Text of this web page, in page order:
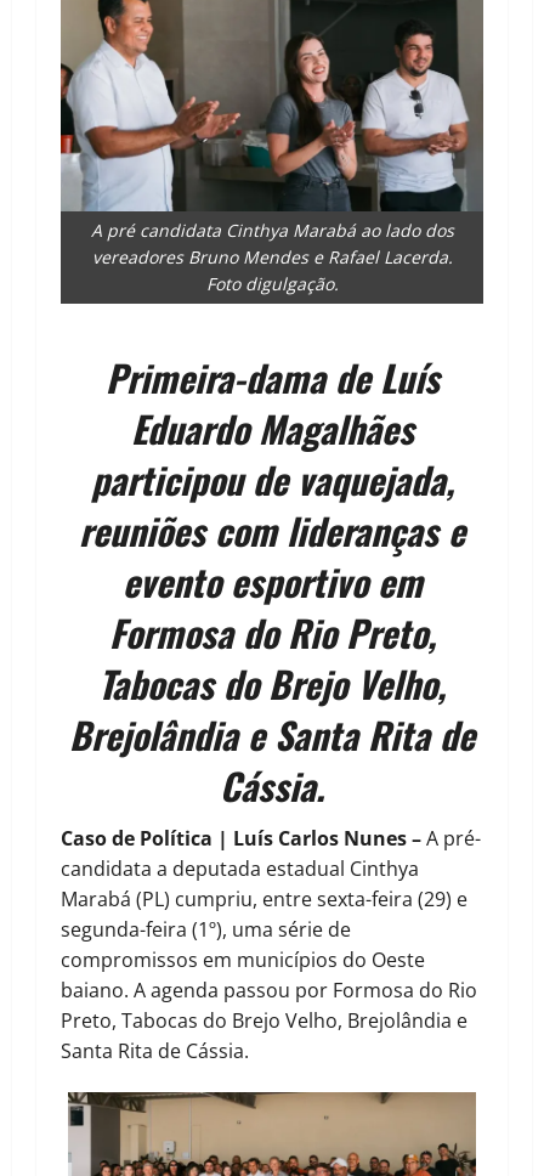
A pré candidata Cinthya Marabá ao lado dos
vereadores Bruno Mendes e Rafael Lacerda.
Foto digulgação.
Primeira-dama de Luís
Eduardo Magalhães
participou de vaquejada,
reuniões com lideranças e
evento esportivo em
Formosa do Rio Preto,
Tabocas do Brejo Velho,
Brejolândia e Santa Rita de
Cássia.
Caso de Política | Luís Carlos Nunes –A pré-
candidata a deputada estadual Cinthya
Marabá (PL) cumpriu, entre sexta-feira (29) e
segunda-feira (1º), uma série de
compromissos em municípios do Oeste
baiano. A agenda passou por Formosa do Rio
Preto, Tabocas do Brejo Velho, Brejolândia e
Santa Rita de Cássia.